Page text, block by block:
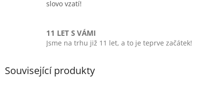
slovo vzatí!
11 LET S VÁMI
Jsme na trhu již 11 let, a to je teprve začátek!
Související produkty